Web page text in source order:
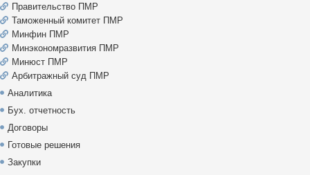
Правительство ПМР
Таможенный комитет ПМР
Минфин ПМР
Минэкономразвития ПМР
Минюст ПМР
Арбитражный суд ПМР
Аналитика
Бух. отчетность
Договоры
Готовые решения
Закупки